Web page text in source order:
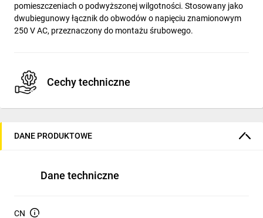
pomieszczeniach o podwyższonej wilgotności. Stosowany jako
dwubiegunowy łącznik do obwodów o napięciu znamionowym
250 V AC, przeznaczony do montażu śrubowego.
Cechy techniczne
Typ: łącznik świecznikowy, układ połączeń 2x1-biegunowy,
Parametry elektryczne: prąd znamionowy 10 A, napięcie
Montaż: natynkowy, sposób mocowania śrubowy;
DANE PRODUKTOWE
Dane techniczne
CN